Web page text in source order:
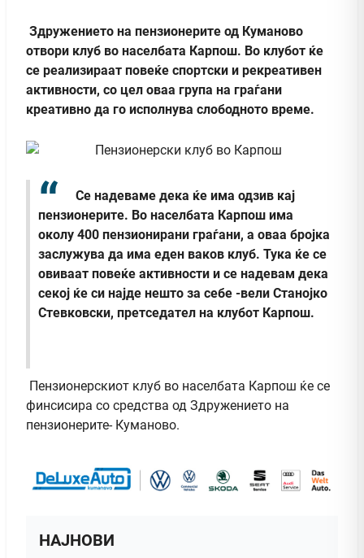
Здружението на пензионерите од Куманово
отвори клуб во населбата Карпош. Во клубот ќе
се реализираат повеќе спортски и рекреативен
активности, со цел оваа група на граѓани
креативно да го исполнува слободното време.
Се надеваме дека ќе има одзив кај
пензионерите. Во населбата Карпош има
околу 400 пензионирани граѓани, а оваа бројка
заслужува да има еден ваков клуб. Тука ќе се
овиваат повеќе активности и се надевам дека
секој ќе си најде нешто за себе -вели Станојко
Стевковски, претседател на клубот Карпош.
Пензионерскиот клуб во населбата Карпош ќе се
финсисира со средства од Здружението на
пензионерите- Куманово.
НАЈНОВИ